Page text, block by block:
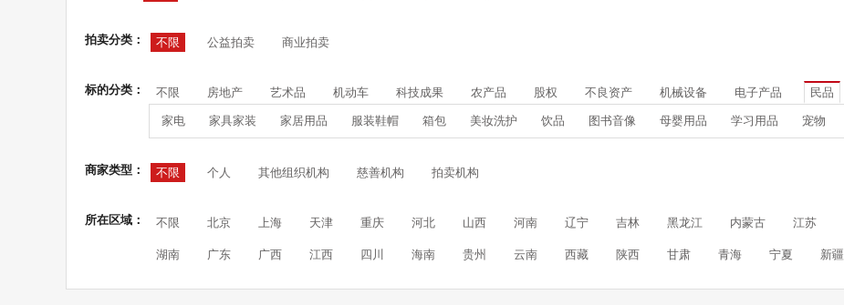
拍卖分类： 不限 公益拍卖 商业拍卖
标的分类： 不限 房地产 艺术品 机动车 科技成果 农产品 股权 不良资产 机械设备 电子产品 民品
家电 家具家装 家居用品 服装鞋帽 箱包 美妆洗护 饮品 图书音像 母婴用品 学习用品 宠物
商家类型： 不限 个人 其他组织机构 慈善机构 拍卖机构
所在区域： 不限 北京 上海 天津 重庆 河北 山西 河南 辽宁 吉林 黑龙江 内蒙古 江苏
湖南 广东 广西 江西 四川 海南 贵州 云南 西藏 陕西 甘肃 青海 宁夏 新疆